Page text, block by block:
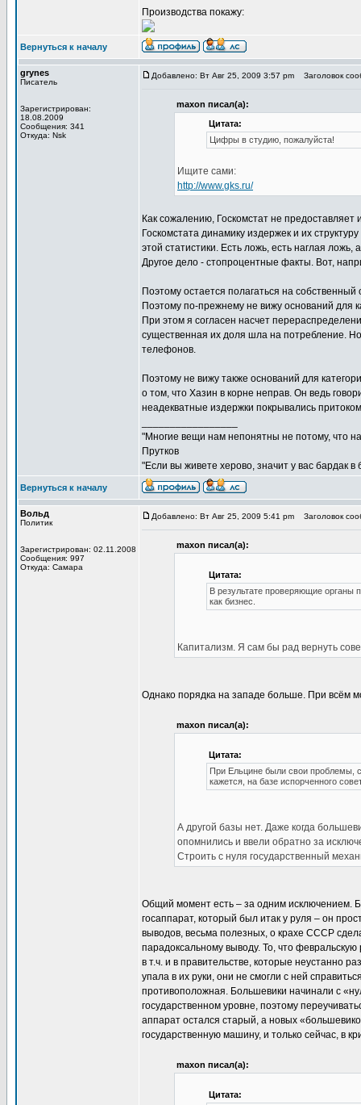
Производства покажу:
Вернуться к началу
grynes
Писатель
Зарегистрирован:
18.08.2009
Сообщения: 341
Откуда: Nsk
Добавлено: Вт Авг 25, 2009 3:57 pm Заголовок
maxon писал(а):
Цитата:
Цифры в студию, пожалуйста!
Ищите сами:
http://www.gks.ru/
Как сожалению, Госкомстат не
Госкомстата динамику издержек и их
этой статистики. Есть ложь, есть наглая ложь,
Другое дело - стопроцентные факты. Вот,
Поэтому остается полагаться на
Поэтому по-прежнему не вижу оснований для
При этом я согласен насчет
существенная их доля шла на потребление.
телефонов.
Поэтому не вижу также оснований для
о том, что Хазин в корне неправ. Он ведь
неадекватные издержки покрывались
"Многие вещи нам непонятны не потому, что
Прутков
"Если вы живете херово, значит у вас бардак
Вернуться к началу
Вольд
Политик
Зарегистрирован: 02.11.2008
Сообщения: 997
Откуда: Самара
Добавлено: Вт Авг 25, 2009 5:41 pm Заголовок
maxon писал(а):
Цитата:
В результате проверяющие органы
как бизнес.
Капитализм. Я сам бы рад вернуть
Однако порядка на западе больше. При всём
maxon писал(а):
Цитата:
При Ельцине были свои проблемы,
кажется, на базе испорченного
А другой базы нет. Даже когда
опомнились и ввели обратно за
Строить с нуля государственный
Общий момент есть – за одним исключением.
госаппарат, который был итак у руля – он
выводов, весьма полезных, о крахе СССР
парадоксальному выводу. То, что
в т.ч. и в правительстве, которые неустанно
упала в их руки, они не смогли с ней
противоположная. Большевики начинали с
государственном уровне, поэтому
аппарат остался старый, а новых
государственную машину, и только сейчас, в
maxon писал(а):
Цитата: